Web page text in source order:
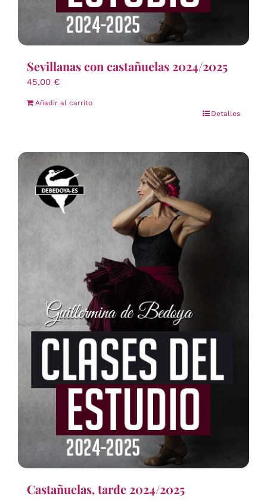
Sevillanas con castañuelas 2024/2025
45,00 €
Añadir al carrito
Detalles
Castañuelas, tarde 2024/2025